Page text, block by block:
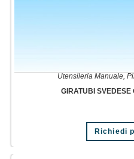
Utensileria Manuale,
GIRATUBI SVEDESE
Richiedi